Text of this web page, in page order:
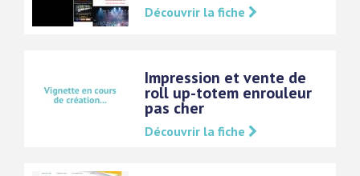
Découvrir la fiche
Impression et vente de
roll up-totem enrouleur
pas cher
Découvrir la fiche